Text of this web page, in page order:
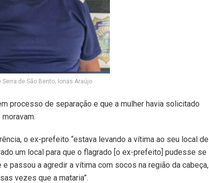
Serra de São Bento, Ionas Araújo
processo de separação e que a mulher havia solicitado
o ex-prefeito “estava levando a vítima ao seu local de
um local para que o flagrado [o ex-prefeito] pudesse se
passou a agredir a vítima com socos na região da cabeça,
vezes que a mataria”.